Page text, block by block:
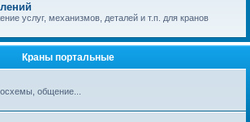
услуг, механизмов, деталей и т.п. для кранов
Краны портальные
общение...